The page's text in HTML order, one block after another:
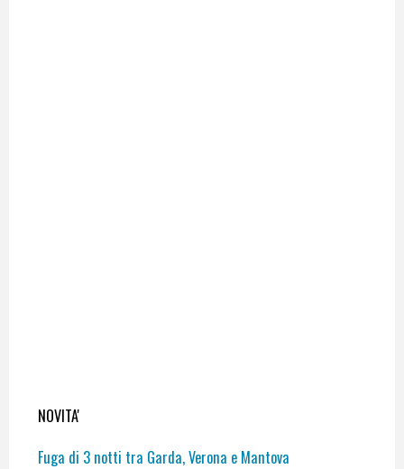
NOVITA'
Fuga di 3 notti tra Garda, Verona e Mantova